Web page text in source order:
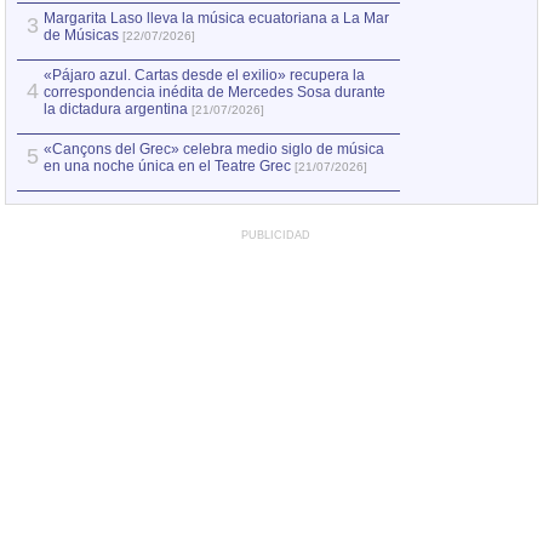
3 Margarita Laso lleva la música ecuatoriana a La Mar
de Músicas [22/07/2026]
4
«Pájaro azul. Cartas desde el exilio» recupera la
correspondencia inédita de Mercedes Sosa durante
la dictadura argentina [21/07/2026]
5 «Cançons del Grec» celebra medio siglo de música
en una noche única en el Teatre Grec [21/07/2026]
PUBLICIDAD